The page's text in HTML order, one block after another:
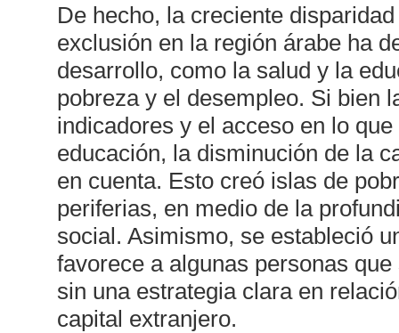
De hecho, la creciente
exclusión en la región árabe ha
desarrollo, como la salud y la
pobreza y el desempleo. Si bien
indicadores y el acceso en lo
educación, la disminución de la
en cuenta. Esto creó islas de
periferias, en medio de la
social. Asimismo, se estableció
favorece a algunas personas
sin una estrategia clara en
capital extranjero.